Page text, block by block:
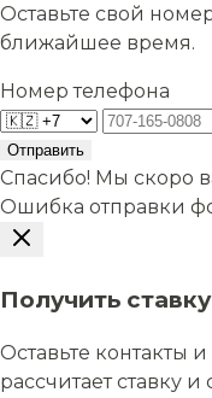
Оставьте свой
ближайшее время.
Номер телефона
Отправить
Спасибо! Мы скоро
Ошибка отправки
Получить ставку
Оставьте контакты
рассчитает ставку